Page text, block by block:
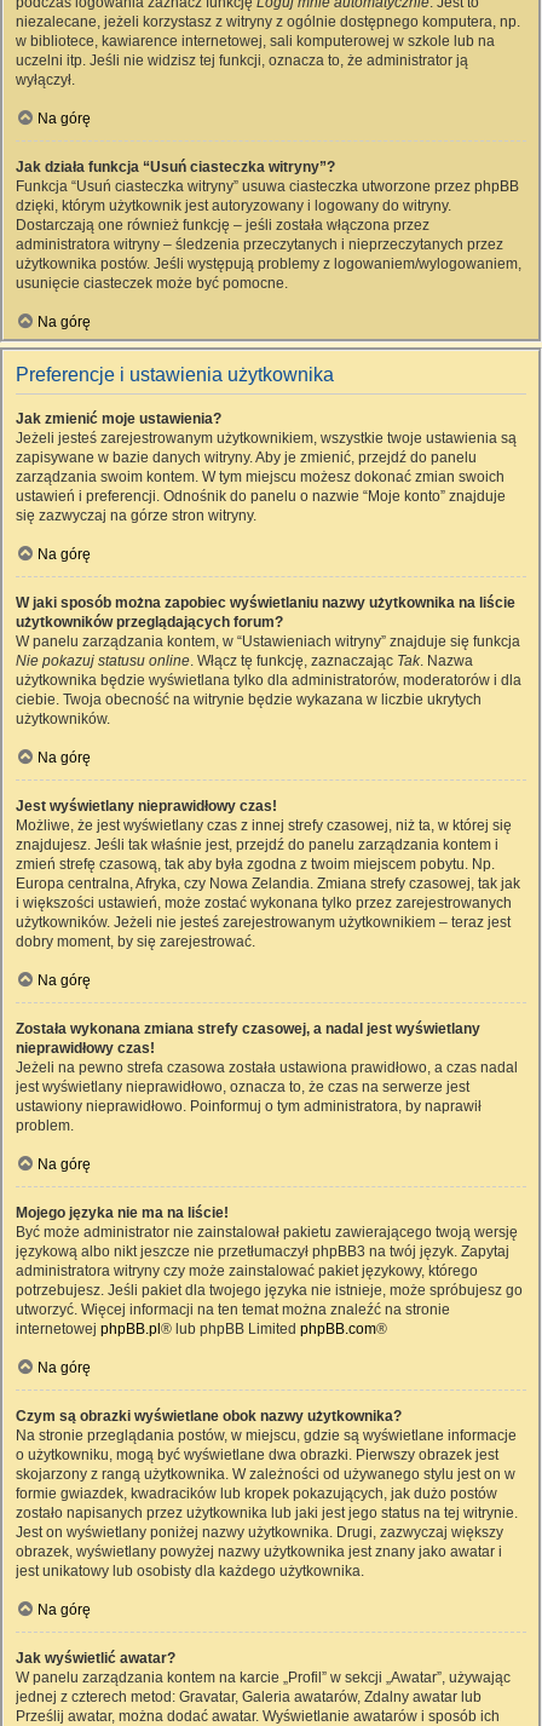
niezalecane, jeżeli korzystasz z witryny z ogólnie dostępnego komputera, np.
w bibliotece, kawiarence internetowej, sali komputerowej w szkole lub na
uczelni itp. Jeśli nie widzisz tej funkcji, oznacza to, że administrator ją
wyłączył.
Na górę
Jak działa funkcja “Usuń ciasteczka witryny”?
Funkcja “Usuń ciasteczka witryny” usuwa ciasteczka utworzone przez phpBB
dzięki, którym użytkownik jest autoryzowany i logowany do witryny.
Dostarczają one również funkcję – jeśli została włączona przez
administratora witryny – śledzenia przeczytanych i nieprzeczytanych przez
użytkownika postów. Jeśli występują problemy z logowaniem/wylogowaniem,
usunięcie ciasteczek może być pomocne.
Na górę
Preferencje i ustawienia użytkownika
Jak zmienić moje ustawienia?
Jeżeli jesteś zarejestrowanym użytkownikiem, wszystkie twoje ustawienia są
zapisywane w bazie danych witryny. Aby je zmienić, przejdź do panelu
zarządzania swoim kontem. W tym miejscu możesz dokonać zmian swoich
ustawień i preferencji. Odnośnik do panelu o nazwie “Moje konto” znajduje
się zazwyczaj na górze stron witryny.
Na górę
W jaki sposób można zapobiec wyświetlaniu nazwy użytkownika na liście
użytkowników przeglądających forum?
W panelu zarządzania kontem, w “Ustawieniach witryny” znajduje się funkcja
Nie pokazuj statusu online. Włącz tę funkcję, zaznaczając Tak. Nazwa
użytkownika będzie wyświetlana tylko dla administratorów, moderatorów i dla
ciebie. Twoja obecność na witrynie będzie wykazana w liczbie ukrytych
użytkowników.
Na górę
Jest wyświetlany nieprawidłowy czas!
Możliwe, że jest wyświetlany czas z innej strefy czasowej, niż ta, w której się
znajdujesz. Jeśli tak właśnie jest, przejdź do panelu zarządzania kontem i
zmień strefę czasową, tak aby była zgodna z twoim miejscem pobytu. Np.
Europa centralna, Afryka, czy Nowa Zelandia. Zmiana strefy czasowej, tak jak
i większości ustawień, może zostać wykonana tylko przez zarejestrowanych
użytkowników. Jeżeli nie jesteś zarejestrowanym użytkownikiem – teraz jest
dobry moment, by się zarejestrować.
Na górę
Została wykonana zmiana strefy czasowej, a nadal jest wyświetlany
nieprawidłowy czas!
Jeżeli na pewno strefa czasowa została ustawiona prawidłowo, a czas nadal
jest wyświetlany nieprawidłowo, oznacza to, że czas na serwerze jest
ustawiony nieprawidłowo. Poinformuj o tym administratora, by naprawił
problem.
Na górę
Mojego języka nie ma na liście!
Być może administrator nie zainstalował pakietu zawierającego twoją wersję
językową albo nikt jeszcze nie przetłumaczył phpBB3 na twój język. Zapytaj
administratora witryny czy może zainstalować pakiet językowy, którego
potrzebujesz. Jeśli pakiet dla twojego języka nie istnieje, może spróbujesz go
utworzyć. Więcej informacji na ten temat można znaleźć na stronie
internetowej phpBB.pl ® lub phpBB Limited phpBB.com®
Na górę
Czym są obrazki wyświetlane obok nazwy użytkownika?
Na stronie przeglądania postów, w miejscu, gdzie są wyświetlane informacje
o użytkowniku, mogą być wyświetlane dwa obrazki. Pierwszy obrazek jest
skojarzony z rangą użytkownika. W zależności od używanego stylu jest on w
formie gwiazdek, kwadracików lub kropek pokazujących, jak dużo postów
zostało napisanych przez użytkownika lub jaki jest jego status na tej witrynie.
Jest on wyświetlany poniżej nazwy użytkownika. Drugi, zazwyczaj większy
obrazek, wyświetlany powyżej nazwy użytkownika jest znany jako awatar i
jest unikatowy lub osobisty dla każdego użytkownika.
Na górę
Jak wyświetlić awatar?
W panelu zarządzania kontem na karcie „Profil” w sekcji „Awatar”, używając
jednej z czterech metod: Gravatar, Galeria awatarów, Zdalny awatar lub
Prześlij awatar, można dodać awatar. Wyświetlanie awatarów i sposób ich